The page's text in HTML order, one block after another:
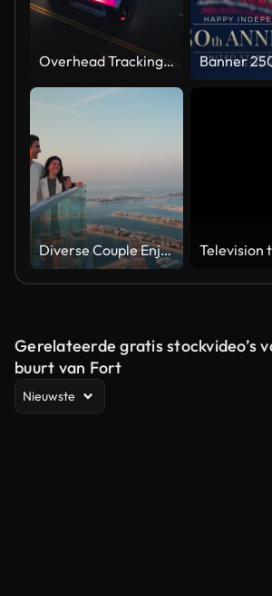
Overhead Tracking Drone Shot of a Police Car Driving on a City Street with Lights On at Night
Diverse Couple Enjoying Sunset Views from High Rise Sky Deck Overlooking Palm Jumeirah
Gerelateerde gratis stockvideo’s
buurt van Fort
Nieuwste